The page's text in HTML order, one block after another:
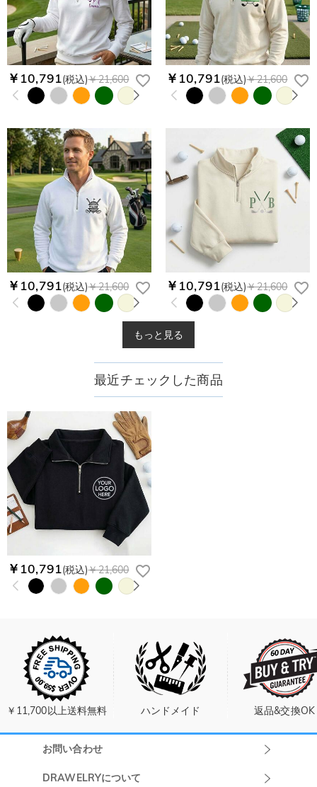
￥10,791(税込)￥21,600 ￥10,791(税込)￥21,600
￥10,791(税込)￥21,600 ￥10,791(税込)￥21,600
もっと見る
最近チェックした商品
￥10,791(税込)￥21,600
￥11,700以上送料無料 ハンドメイド 返品&交換OK
お問い合わせ
DRAWELRYについて